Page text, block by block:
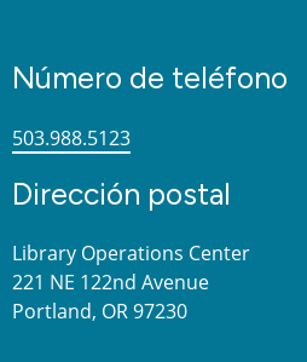
Número de teléfono
503.988.5123
Dirección postal
Library Operations Center
221 NE 122nd Avenue
Portland, OR 97230